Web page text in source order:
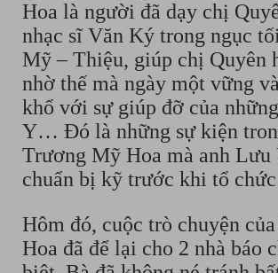
Hoa là người đã dạy chị
nhạc sĩ Văn Ký trong ngục
Mỹ – Thiệu, giúp chị Quyên
nhờ thế mà ngày một vững
khổ với sự giúp đỡ của
Y… Đó là những sự kiện
Trương Mỹ Hoa mà anh
chuẩn bị kỹ trước khi tổ
Hôm đó, cuộc trò chuyện
Hoa đã để lại cho 2 nhà báo